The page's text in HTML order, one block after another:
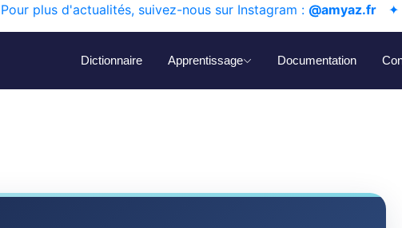
Pour plus d'actualités, suivez-nous sur Instagram : @amyaz.fr ✦
Dictionnaire Apprentissage Documentation